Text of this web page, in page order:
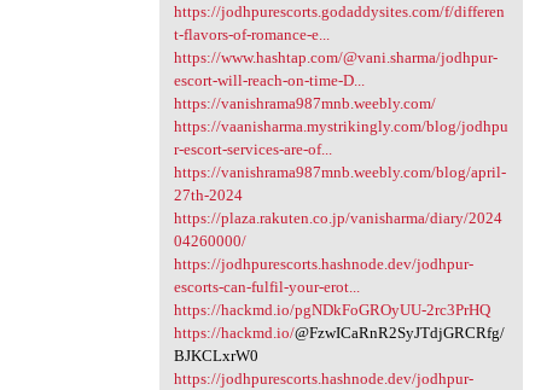
https://jodhpurescorts.godaddysites.com/f/differen
t-flavors-of-romance-e...
https://www.hashtap.com/@vani.sharma/jodhpur-
escort-will-reach-on-time-D...
https://vanishrama987mnb.weebly.com/
https://vaanisharma.mystrikingly.com/blog/jodhpu
r-escort-services-are-of...
https://vanishrama987mnb.weebly.com/blog/april-
27th-2024
https://plaza.rakuten.co.jp/vanisharma/diary/2024
04260000/
https://jodhpurescorts.hashnode.dev/jodhpur-
escorts-can-fulfil-your-erot...
https://hackmd.io/pgNDkFoGROyUU-2rc3PrHQ
https://hackmd.io/@FzwICaRnR2SyJTdjGRCRfg/
BJKCLxrW0
https://jodhpurescorts.hashnode.dev/jodhpur-